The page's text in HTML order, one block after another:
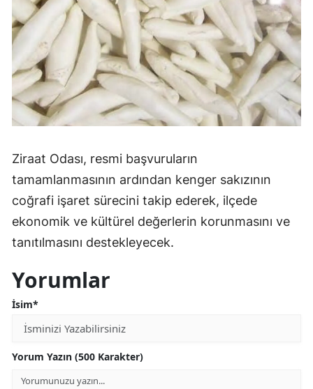
Ziraat Odası, resmi başvuruların
tamamlanmasının ardından kenger sakızının
coğrafi işaret sürecini takip ederek, ilçede
ekonomik ve kültürel değerlerin korunmasını ve
tanıtılmasını destekleyecek.
Yorumlar
İsim*
Yorum Yazın (500 Karakter)